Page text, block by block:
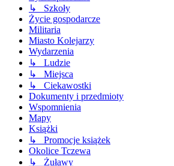
↳ Szkoły
Życie gospodarcze
Militaria
Miasto Kolejarzy
Wydarzenia
↳ Ludzie
↳ Miejsca
↳ Ciekawostki
Dokumenty i przedmioty
Wspomnienia
Mapy
Książki
↳ Promocje książek
Okolice Tczewa
↳ Żuławy